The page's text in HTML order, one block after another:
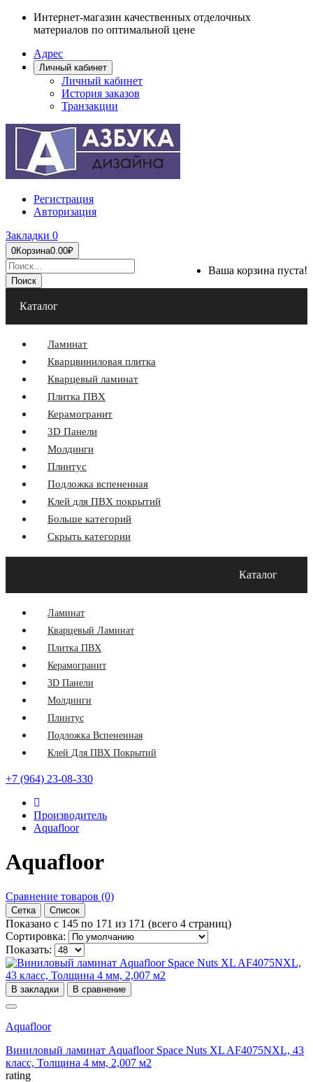
Интернет-магазин качественных отделочных
материалов по оптимальной цене
Адрес
Личный кабинет
Личный кабинет
История заказов
Транзакции
Регистрация
Авторизация
Закладки 0
0Корзина0.00₽
Ваша корзина пуста!
Поиск
Каталог
Ламинат
Кварцвиниловая плитка
Кварцевый ламинат
Плитка ПВХ
Керамогранит
3D Панели
Молдинги
Плинтус
Подложка вспененная
Клей для ПВХ покрытий
Больше категорий
Скрыть категории
Каталог
Ламинат
Кварцевый Ламинат
Плитка ПВХ
Керамогранит
3D Панели
Молдинги
Плинтус
Подложка Вспененная
Клей Для ПВХ Покрытий
+7 (964) 23-08-330
Производитель
Aquafloor
Aquafloor
Сравнение товаров (0)
Сетка Список
Показано с 145 по 171 из 171 (всего 4 страниц)
Сортировка:
Показать:
В закладки В сравнение
Aquafloor
Виниловый ламинат Aquafloor Space Nuts XL AF4075NXL, 43
класс, Толщина 4 мм, 2,007 м2
rating